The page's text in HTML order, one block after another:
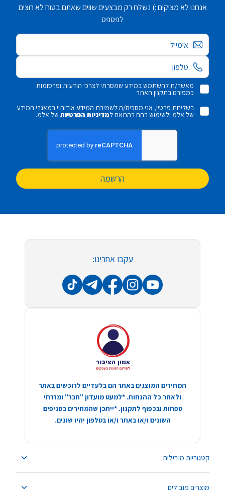
אנחנו לא מציקים :) נשלח רק מבצעים שווים שאתם בטוח לא רוצים
לפספס
אימייל
מאשר/ת להשתמש במידע שמסרתי לצרכי הודעות ופרסומות
כמפורט בתקנון האתר
בשליחת פרטיי, אני מסכים/ה לשמירת המידע אודותיי במאגרי המידע
של אלמ ולשימוש בהם בהתאם למדיניות הפרטיותשל אלמ.
הרשמה
קטגוריות מובילות
מוצרים מובילים
עקבו אחרינו:
המחירים המוצגים באתר הם בלעדיים לרוכשים באתר
ולאחר כל ההנחות. *למעט מועדון "חבר" ומזרחי
טפחות ובכפוף לתקנון. *ייתכן שהמחירים בסניפים
השונים ו/או באתר ו/או בטלפון יהיו שונים.